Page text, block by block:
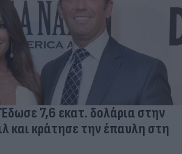
7,6 εκατ. δολάρια στην
και κράτησε την έπαυλη στη